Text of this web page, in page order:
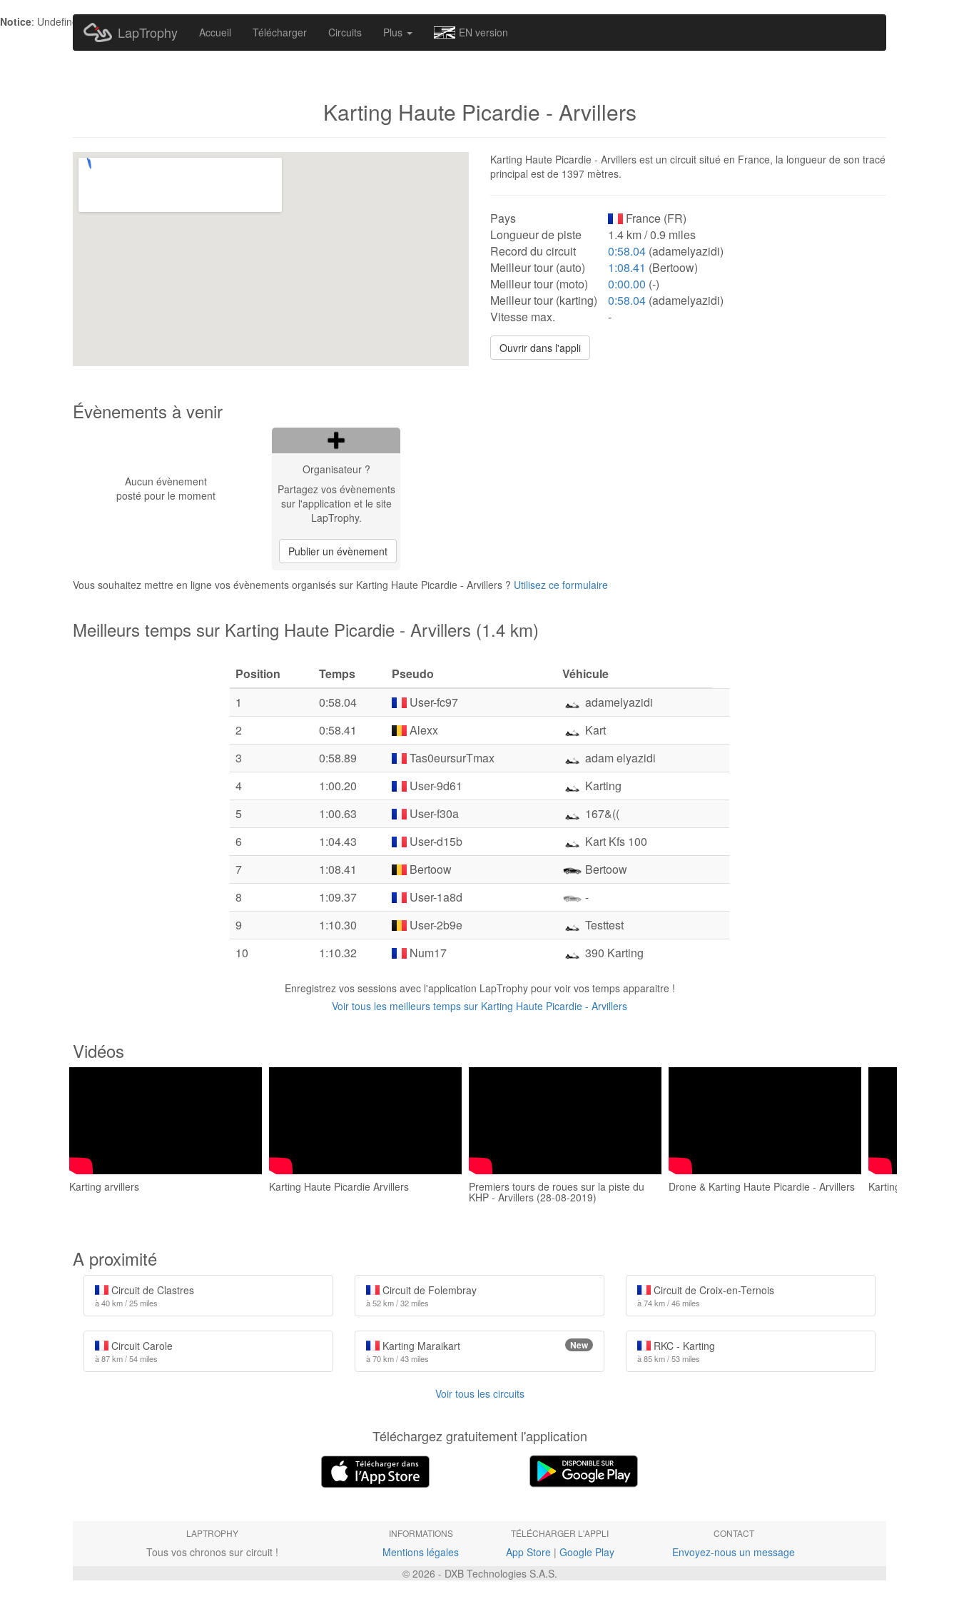
Notice: Undefined index: HTTP_ACCEPT_LANGUAGE in
LapTrophy Accueil Télécharger Circuits Plus EN version
Karting Haute Picardie - Arvillers
Karting Haute Picardie - Arvillers est un circuit situé en France, la longueur de son tracé
principal est de 1397 mètres.
Pays
France (FR)
Longueur de piste
1.4 km / 0.9 miles
Record du circuit
0:58.04 (adamelyazidi)
Meilleur tour (auto)
1:08.41 (Bertoow)
Meilleur tour (moto)
0:00.00 (-)
Meilleur tour (karting)
0:58.04 (adamelyazidi)
Vitesse max.
-
Ouvrir dans l'appli
Évènements à venir
Aucun évènement
posté pour le moment
Organisateur ?
Partagez vos évènements
sur l'application et le site
LapTrophy.
Publier un évènement
Vous souhaitez mettre en ligne vos évènements organisés sur Karting Haute Picardie - Arvillers ? Utilisez ce formulaire
Meilleurs temps sur Karting Haute Picardie - Arvillers (1.4 km)
Position Temps Pseudo
Véhicule
1
0:58.04 User-fc97
adamelyazidi
2
0:58.41 Alexx
Kart
3
0:58.89 Tas0eursurTmax
adam elyazidi
4
1:00.20 User-9d61
Karting
5
1:00.63 User-f30a
167&((
6
1:04.43 User-d15b
Kart Kfs 100
7
1:08.41 Bertoow
Bertoow
8
1:09.37 User-1a8d
-
9
1:10.30 User-2b9e
Testtest
10
1:10.32 Num17 390 Karting
Enregistrez vos sessions avec l'application LapTrophy pour voir vos temps apparaitre !
Voir tous les meilleurs temps sur Karting Haute Picardie - Arvillers
Vidéos
Karting arvillers Karting Haute Picardie Arvillers Premiers tours de roues sur la piste du
KHP - Arvillers (28-08-2019)
Drone & Karting Haute Picardie - Arvillers Karting Arvillers
A proximité
Circuit de Clastres
à 40 km / 25 miles
Circuit de Folembray
à 52 km / 32 miles
Circuit de Croix-en-Ternois
à 74 km / 46 miles
Circuit Carole
à 87 km / 54 miles
Karting Maraikart New
à 70 km / 43 miles
RKC - Karting
à 85 km / 53 miles
Voir tous les circuits
Téléchargez gratuitement l'application
LAPTROPHY
Tous vos chronos sur circuit !
INFORMATIONS
Mentions légales
TÉLÉCHARGER L'APPLI
App Store| Google Play
CONTACT
Envoyez-nous un message
© 2026 - DXB Technologies S.A.S.